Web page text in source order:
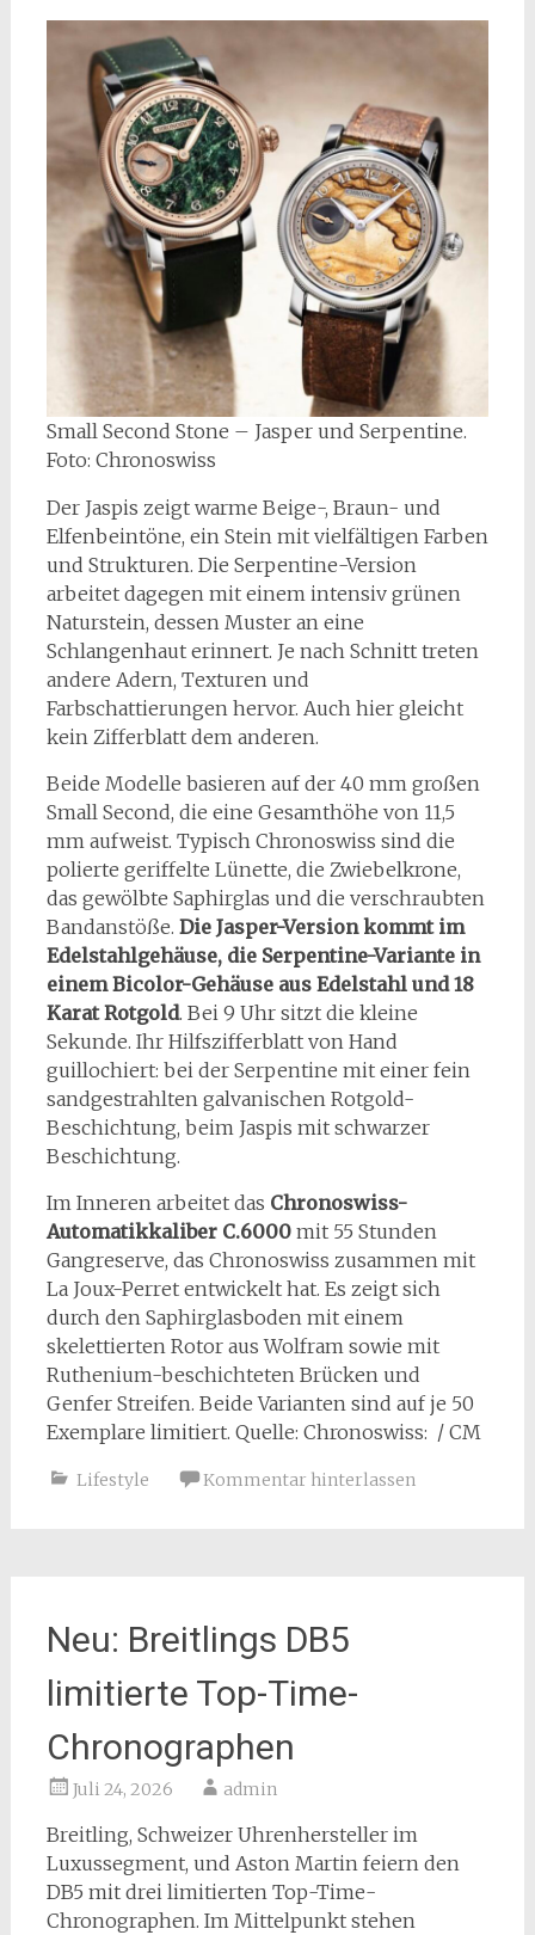
Small Second Stone – Jasper und Serpentine.
Foto: Chronoswiss
Der Jaspis zeigt warme Beige-, Braun- und
Elfenbeintöne, ein Stein mit vielfältigen Farben
und Strukturen. Die Serpentine-Version
arbeitet dagegen mit einem intensiv grünen
Naturstein, dessen Muster an eine
Schlangenhaut erinnert. Je nach Schnitt treten
andere Adern, Texturen und
Farbschattierungen hervor. Auch hier gleicht
kein Zifferblatt dem anderen.
Beide Modelle basieren auf der 40 mm großen
Small Second, die eine Gesamthöhe von 11,5
mm aufweist. Typisch Chronoswiss sind die
polierte geriffelte Lünette, die Zwiebelkrone,
das gewölbte Saphirglas und die verschraubten
Bandanstöße. Die Jasper-Version kommt im
Edelstahlgehäuse, die Serpentine-Variante in
einem Bicolor-Gehäuse aus Edelstahl und 18
Karat Rotgold. Bei 9 Uhr sitzt die kleine
Sekunde. Ihr Hilfszifferblatt von Hand
guillochiert: bei der Serpentine mit einer fein
sandgestrahlten galvanischen Rotgold-
Beschichtung, beim Jaspis mit schwarzer
Beschichtung.
Im Inneren arbeitet das Chronoswiss-
Automatikkaliber C.6000mit 55 Stunden
Gangreserve, das Chronoswiss zusammen mit
La Joux-Perret entwickelt hat. Es zeigt sich
durch den Saphirglasboden mit einem
skelettierten Rotor aus Wolfram sowie mit
Ruthenium-beschichteten Brücken und
Genfer Streifen. Beide Varianten sind auf je 50
Exemplare limitiert. Quelle: Chronoswiss: / CM
Lifestyle Kommentar hinterlassen
Neu: Breitlings DB5
limitierte Top-Time-
Chronographen
Juli 24, 2026 admin
Breitling, Schweizer Uhrenhersteller im
Luxussegment, und Aston Martin feiern den
DB5 mit drei limitierten Top-Time-
Chronographen. Im Mittelpunkt stehen